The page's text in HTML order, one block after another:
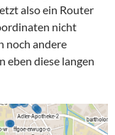
also ein Router
nicht
noch andere
eben diese langen